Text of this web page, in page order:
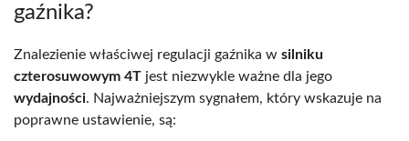
gaźnika?
Znalezienie właściwej regulacji gaźnika w silniku
czterosuwowym 4T jest niezwykle ważne dla jego
wydajności. Najważniejszym sygnałem, który wskazuje na
poprawne ustawienie, są: